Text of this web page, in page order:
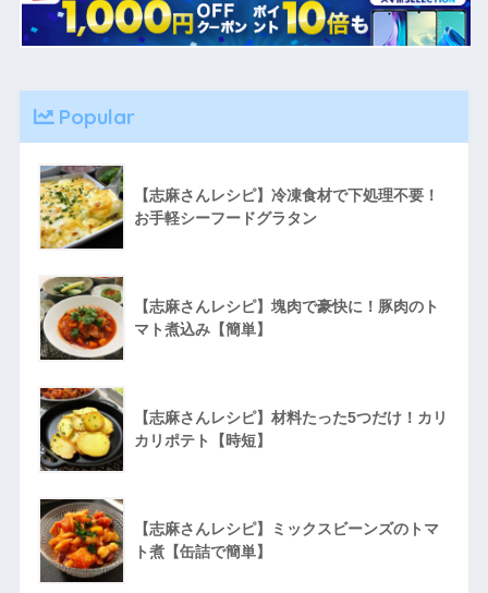
Popular
【志麻さんレシピ】冷凍食材で下処理不要！
お手軽シーフードグラタン
【志麻さんレシピ】塊肉で豪快に！豚肉のト
マト煮込み【簡単】
【志麻さんレシピ】材料たった5つだけ！カリ
カリポテト【時短】
【志麻さんレシピ】ミックスビーンズのトマ
ト煮【缶詰で簡単】